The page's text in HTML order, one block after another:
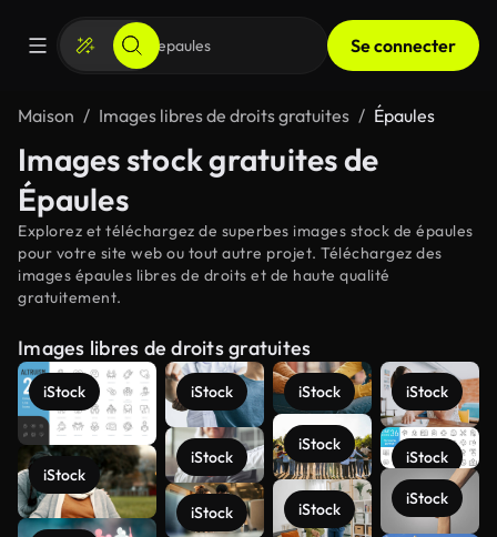
Se connecter
Maison Images libres de droits gratuites Épaules
Images stock gratuites de
Épaules
Explorez et téléchargez de superbes images stock de épaules
pour votre site web ou tout autre projet. Téléchargez des
images épaules libres de droits et de haute qualité
gratuitement.
Images libres de droits gratuites
iStock
iStock
iStock
iStock
iStock
iStock
iStock
iStock
iStock
iStock
iStock